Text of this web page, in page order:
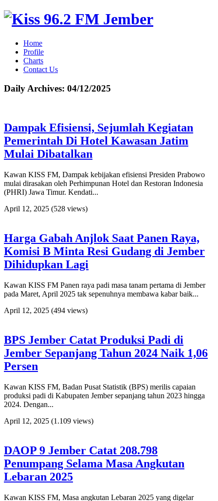
Home
Profile
Charts
Contact Us
Daily Archives: 04/12/2025
Dampak Efisiensi, Sejumlah Kegiatan
Pemerintah Di Hotel Kawasan Jatim
Mulai Dibatalkan
Kawan KISS FM, Dampak kebijakan efisiensi Presiden Prabowo
mulai dirasakan oleh Perhimpunan Hotel dan Restoran Indonesia
(PHRI) Jawa Timur. Kendati...
April 12, 2025 (528 views)
Harga Gabah Anjlok Saat Panen Raya,
Komisi B Minta Resi Gudang di Jember
Dihidupkan Lagi
Kawan KISS FM Panen raya padi masa tanam pertama di Jember
pada Maret, April 2025 tak sepenuhnya membawa kabar baik...
April 12, 2025 (494 views)
BPS Jember Catat Produksi Padi di
Jember Sepanjang Tahun 2024 Naik 1,06
Persen
Kawan KISS FM, Badan Pusat Statistik (BPS) merilis capaian
produksi padi di Kabupaten Jember sepanjang tahun 2023 hingga
2024. Dengan...
April 12, 2025 (1.109 views)
DAOP 9 Jember Catat 208.798
Penumpang Selama Masa Angkutan
Lebaran 2025
Kawan KISS FM, Masa angkutan Lebaran 2025 yang digelar